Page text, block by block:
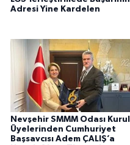
Adresi Yine Kardelen
Nevşehir SMMM Odası Kurul
Üyelerinden Cumhuriyet
Başsavcısı Adem ÇALIŞ’a